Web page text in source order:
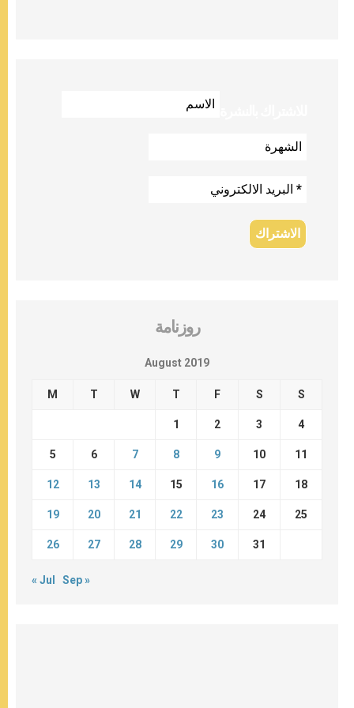
روزنامة
August 2019
M T W T F S S
1 2 3 4
5 6 7 8 9 10 11
12 13 14 15 16 17 18
19 20 21 22 23 24 25
26 27 28 29 30 31
« Jul Sep »